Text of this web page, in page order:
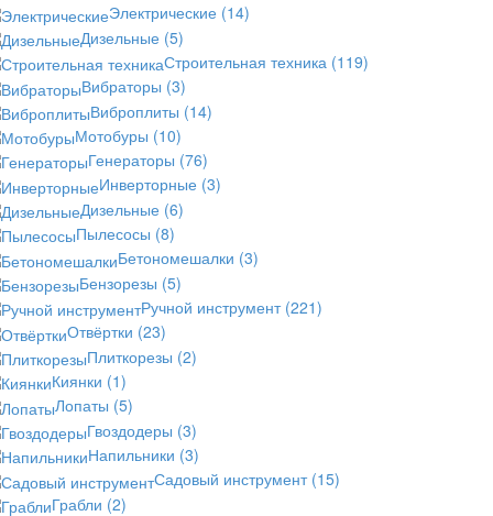
Электрические (14)
Дизельные (5)
Строительная техника (119)
Вибраторы (3)
Виброплиты (14)
Мотобуры (10)
Генераторы (76)
Инверторные (3)
Дизельные (6)
Пылесосы (8)
Бетономешалки (3)
Бензорезы (5)
Ручной инструмент (221)
Отвёртки (23)
Плиткорезы (2)
Киянки (1)
Лопаты (5)
Гвоздодеры (3)
Напильники (3)
Садовый инструмент (15)
Грабли (2)